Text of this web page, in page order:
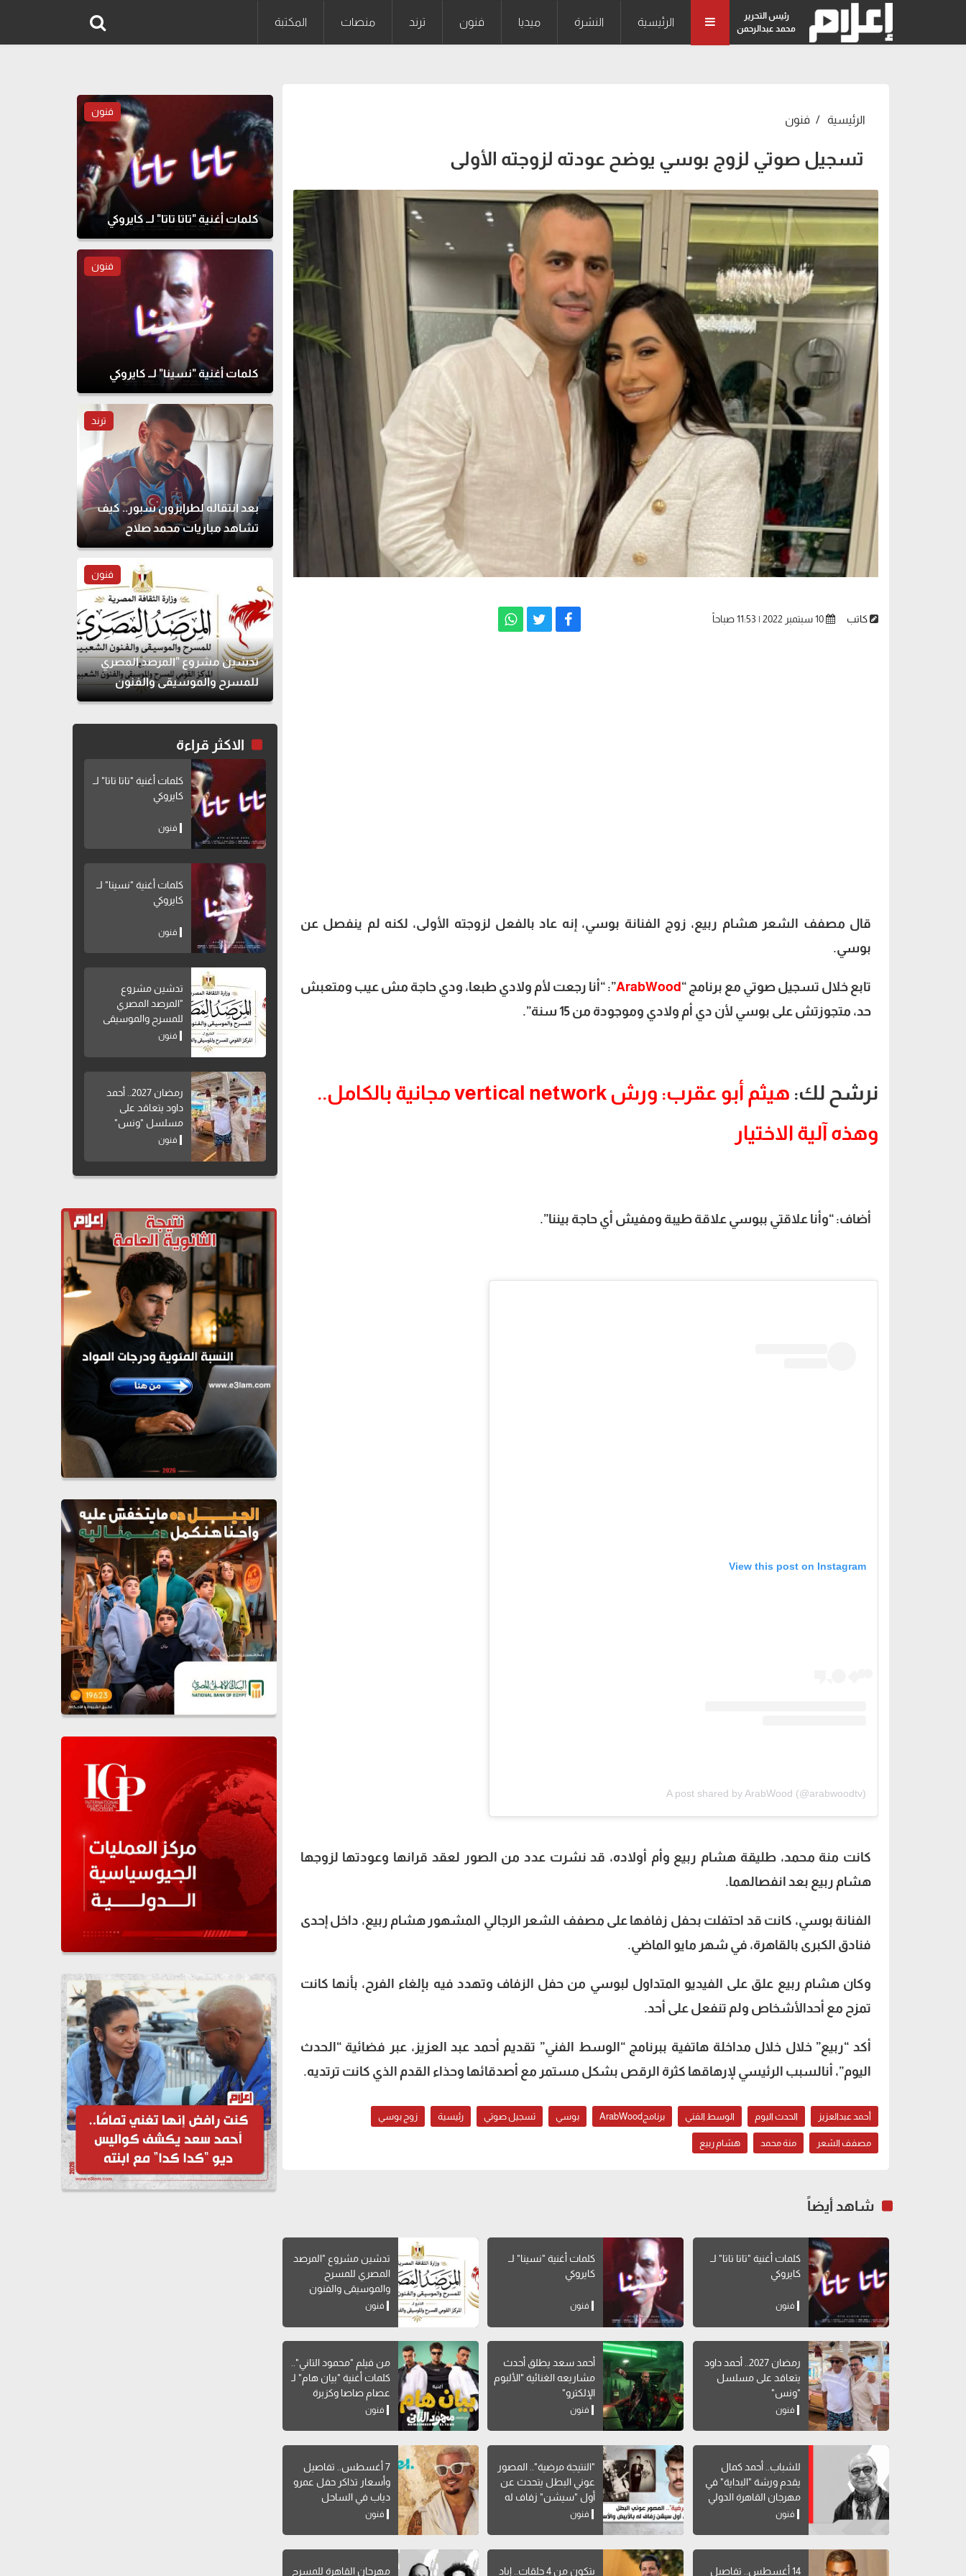
رئيس التحرير
محمد عبدالرحمن
الرئيسية النشرة ميديا فنون ترند منصات المكتبة
الرئيسية فنون
تسجيل صوتي لزوج بوسي يوضح عودته لزوجته الأولى
كاتب
قال مصفف الشعر هشام ربيع، زوج الفنانة بوسي، إنه عاد بالفعل لزوجته الأولى، لكنه لم ينفصل عن
بوسي.
تابع خلال تسجيل صوتي مع برنامج “ ArabWood”: “أنا رجعت لأم ولادي طبعا، ودي حاجة مش عيب ومتعبش
حد، متجوزتش على بوسي لأن دي أم ولادي وموجودة من 15 سنة”.
نرشح لك:
هيثم أبو عقرب: ورش vertical network مجانية بالكامل..
وهذه آلية الاختيار
أضاف: “وأنا علاقتي ببوسي علاقة طيبة ومفيش أي حاجة بيننا”.
View this post on Instagram
A post shared by ArabWood (@arabwoodtv)
كانت منة محمد، طليقة هشام ربيع وأم أولاده، قد نشرت عدد من الصور لعقد قرانها وعودتها لزوجها
هشام ربيع بعد انفصالهما.
الفنانة بوسي، كانت قد احتفلت بحفل زفافها على مصفف الشعر الرجالي المشهور هشام ربيع، داخل إحدى
فنادق الكبرى بالقاهرة، في شهر مايو الماضي.
وكان هشام ربيع علق على الفيديو المتداول لبوسي من حفل الزفاف وتهدد فيه بإلغاء الفرح، بأنها كانت
تمزح مع أحدالأشخاص ولم تنفعل على أحد.
أكد “ربيع” خلال خلال مداخلة هاتفية ببرنامج “الوسط الفني” تقديم أحمد عبد العزيز، عبر فضائية “الحدث
اليوم”، أنالسبب الرئيسي لإرهاقها كثرة الرقص بشكل مستمر مع أصدقائها وحذاء القدم الذي كانت ترتديه.
أحمد عبدالعزيز الحدث اليوم الوسط الفني برنامجArabWood بوسي تسجيل صوتي رئيسية زوج بوسي
مصفف الشعر منة محمد هشام ربيع
شاهد أيضاً
كلمات أغنية "تاتا تاتا" لــ
كايروكي
فنون
كلمات أغنية "نسينا" لــ
كايروكي
فنون
تدشين مشروع "المرصد
المصري للمسرح
والموسيقى والفنون
الشعبية"
فنون
رمضان 2027.. أحمد داود
يتعاقد على مسلسل
"ونس"
فنون
أحمد سعد يطلق أحدث
مشاريعه الغنائية "الألبوم
الإلكترو"
فنون
من فيلم "محمود التاني"..
كلمات أغنية "بيان هام" لـ
عصام صاصا وكزبرة
فنون
للشباب.. أحمد كمال
يقدم ورشة "البداية" في
مهرجان القاهرة الدولي
للمسرح التجريبي
فنون
"النتيجة مرضية".. المصور
عوني البطل يتحدث عن
أول "سيشن" زفاف له
بالأبيض والأسود
فنون
7 أغسطس.. تفاصيل
وأسعار تذاكر حفل عمرو
دياب في الساحل
فنون
14 أغسطس.. تفاصيل يتكون من 4 حلقات.. إياد مهرجان القاهرة للمسرح
فنون
كلمات أغنية "تاتا تاتا" لــ كايروكي
فنون
كلمات أغنية "نسينا" لــ كايروكي
ترند
بعد انتقاله لطرابزون سبور.. كيف
تشاهد مباريات محمد صلاح
بالدوري التركي؟
فنون
تدشين مشروع "المرصد المصري
للمسرح والموسيقى والفنون
الشعبية"
الاكثر قراءة
كلمات أغنية "تاتا تاتا" لــ
كايروكي
فنون
كلمات أغنية "نسينا" لــ
كايروكي
فنون
تدشين مشروع
"المرصد المصري
للمسرح والموسيقى
والفنون الشعبية"
فنون
رمضان 2027.. أحمد
داود يتعاقد على
مسلسل "ونس"
فنون